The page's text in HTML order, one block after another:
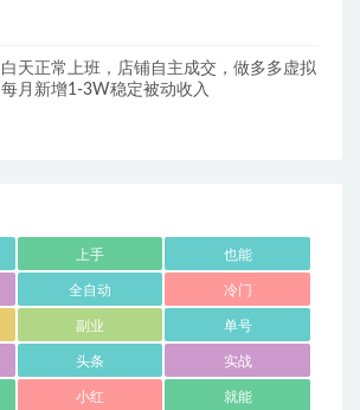
白天正常上班，店铺自主成交，做多多虚拟
每月新增1-3W稳定被动收入
上手 也能
全自动 冷门
副业 单号
头条 实战
小红 就能